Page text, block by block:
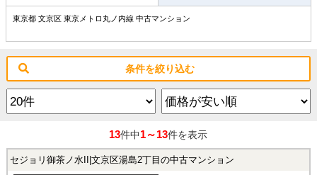
買いたい
売りたい
6つの強み
東京都 文京区 東京メトロ丸ノ内線 中古マンション
条件を絞り込む
13件中1～13件を表示
セジョリ御茶ノ水II|文京区湯島2丁目の中古マンション